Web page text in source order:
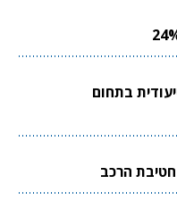
בתחום
הרכב